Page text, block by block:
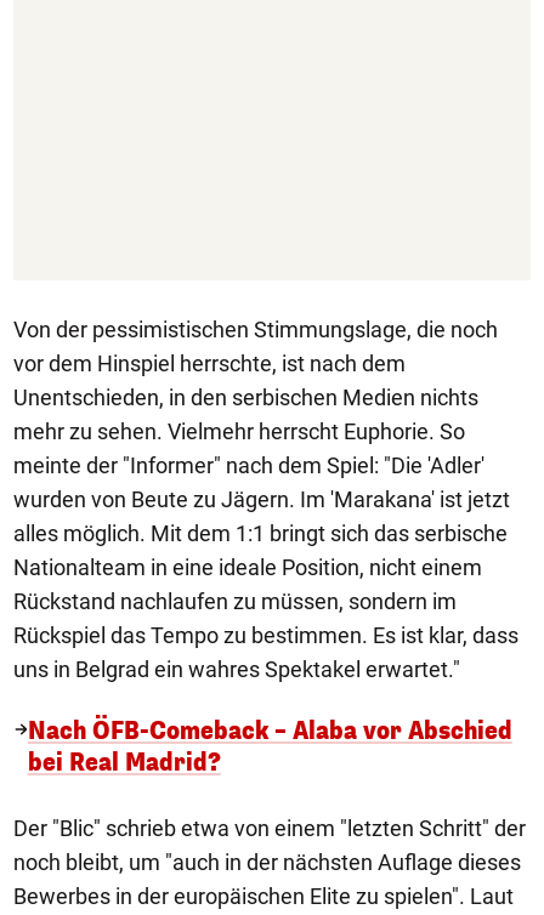
Von der pessimistischen Stimmungslage, die noch
vor dem Hinspiel herrschte, ist nach dem
Unentschieden, in den serbischen Medien nichts
mehr zu sehen. Vielmehr herrscht Euphorie. So
meinte der "Informer" nach dem Spiel: "Die 'Adler'
wurden von Beute zu Jägern. Im 'Marakana' ist jetzt
alles möglich. Mit dem 1:1 bringt sich das serbische
Nationalteam in eine ideale Position, nicht einem
Rückstand nachlaufen zu müssen, sondern im
Rückspiel das Tempo zu bestimmen. Es ist klar, dass
uns in Belgrad ein wahres Spektakel erwartet."
Nach ÖFB-Comeback – Alaba vor Abschied
bei Real Madrid?
Der "Blic" schrieb etwa von einem "letzten Schritt" der
noch bleibt, um "auch in der nächsten Auflage dieses
Bewerbes in der europäischen Elite zu spielen". Laut